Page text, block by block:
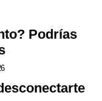
Podrías